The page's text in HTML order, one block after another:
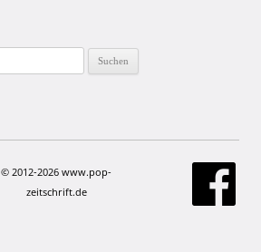
© 2012-2026 www.pop-
zeitschrift.de